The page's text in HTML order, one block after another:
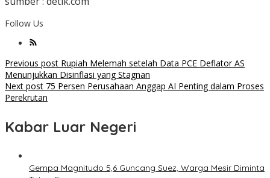
Follow Us
Post
navigation
Previous post Rupiah Melemah setelah Data PCE Deflator AS
Menunjukkan Disinflasi yang Stagnan
Next post 75 Persen Perusahaan Anggap AI Penting dalam Proses
Perekrutan
Kabar Luar Negeri
Gempa Magnitudo 5,6 Guncang Suez, Warga Mesir Diminta